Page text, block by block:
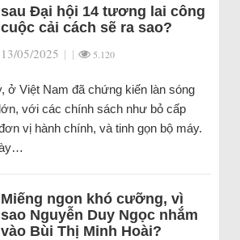
sau Đại hội 14 tương lai công
cuộc cải cách sẽ ra sao?
13/05/2025 | | 5.120
ở Việt Nam đã chứng kiến làn sóng
với các chính sách như bỏ cấp
vị hành chính, và tinh gọn bộ máy.
Miếng ngon khó cưỡng, vì
sao Nguyễn Duy Ngọc nhắm
vào Bùi Thị Minh Hoài?